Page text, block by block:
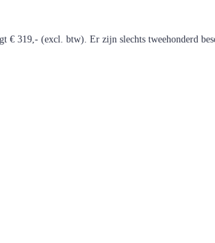
€ 319,- (excl. btw). Er zijn slechts tweehonderd